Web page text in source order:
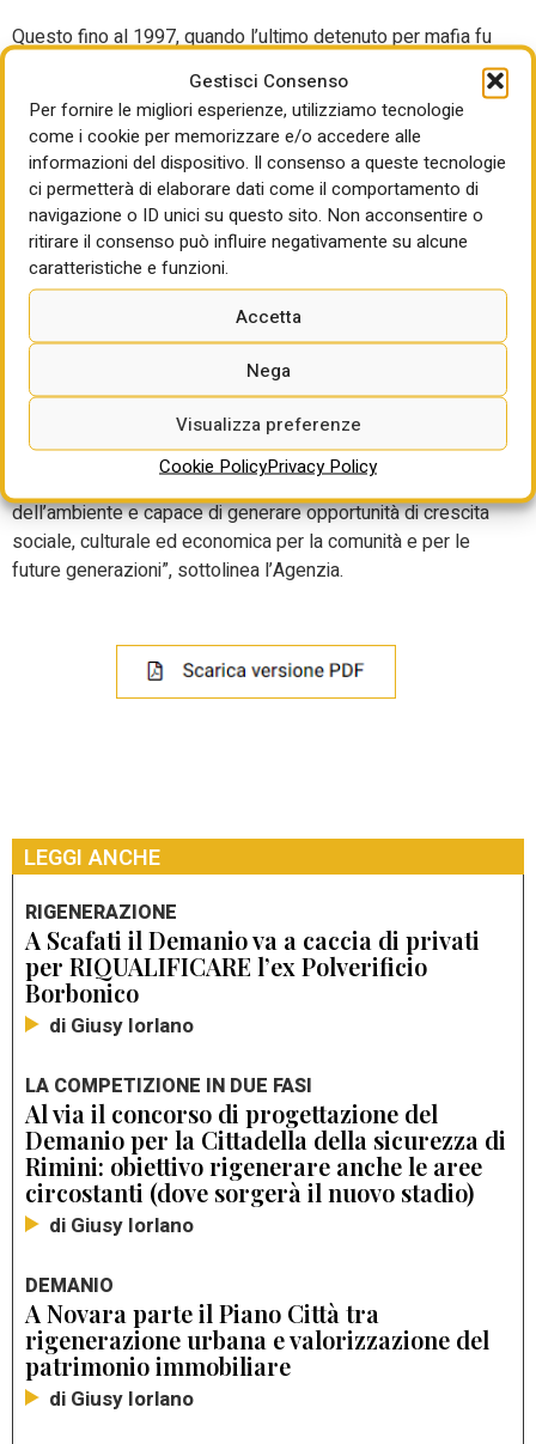
Gestisci Consenso
Per fornire le migliori esperienze, utilizziamo tecnologie
come i cookie per memorizzare e/o accedere alle
informazioni del dispositivo. Il consenso a queste tecnologie
ci permetterà di elaborare dati come il comportamento di
navigazione o ID unici su questo sito. Non acconsentire o
ritirare il consenso può influire negativamente su alcune
caratteristiche e funzioni.
Accetta
Nega
Visualizza preferenze
Cookie PolicyPrivacy Policy
Questo fino al 1997, quando l’ultimo detenuto per mafia fu
vicissitudini della “diramazione Agrippa” hanno segnato
profondamente la storia e l’aspetto di tutta l’isola. La
maggioranza degli immobili presenti sull’isola si trova in
stato d’abbandono, come ha più volte denunciato il
presidente del Parco nazionale dell’Arcipelago Toscano,
Gianmarco Sammuri. Pianosa è quasi tutta del Demanio, ad
eccezione di pochi edifici di proprietà del Comune di
Campo nell’Elba attualmente in uso.
Ora la svolta, con diversi immobili che saranno al centro di
un processo di valorizzazione sostenibile, volto a
preservare e valorizzare questo patrimonio dell’ex colonia
penale agricola che oggi si presenta come “un sistema
integrato di cultura e natura, dove sarà possibile
promuovere un modello di gestione rispettoso
dell’ambiente e capace di generare opportunità di crescita
sociale, culturale ed economica per la comunità e per le
future generazioni”, sottolinea l’Agenzia.
LEGGI ANCHE
RIGENERAZIONE
A Scafati il Demanio va a caccia di privati
per RIQUALIFICARE l’ex Polverificio
Borbonico
di Giusy Iorlano
LA COMPETIZIONE IN DUE FASI
Al via il concorso di progettazione del
Demanio per la Cittadella della sicurezza di
Rimini: obiettivo rigenerare anche le aree
circostanti (dove sorgerà il nuovo stadio)
di Giusy Iorlano
DEMANIO
A Novara parte il Piano Città tra
rigenerazione urbana e valorizzazione del
patrimonio immobiliare
di Giusy Iorlano